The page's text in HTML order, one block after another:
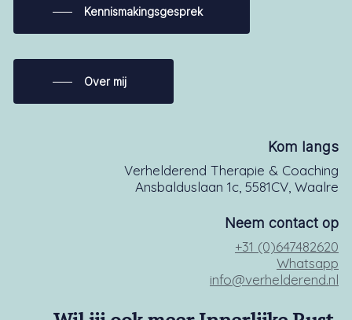
Kennismakingsgesprek
Over mij
Kom langs
Verhelderend Therapie & Coaching
Ansbalduslaan 1c, 5581CV, Waalre
Neem contact op
+31 (0)647482620
Whatsapp
info@verhelderend.nl